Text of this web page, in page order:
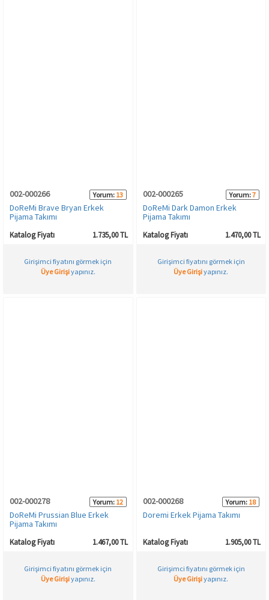
002-000266 Yorum: 13
DoReMi Brave Bryan Erkek
Pijama Takımı
Katalog Fiyatı 1.735,00 TL
Girişimci fiyatını görmek için
Üye Girişiyapınız.
002-000265 Yorum:7
DoReMi Dark Damon Erkek
Pijama Takımı
Katalog Fiyatı 1.470,00 TL
Girişimci fiyatını görmek için
Üye Girişiyapınız.
002-000278 Yorum: 12
DoReMi Prussian Blue Erkek
Pijama Takımı
Katalog Fiyatı 1.467,00 TL
Girişimci fiyatını görmek için
Üye Girişiyapınız.
002-000268 Yorum: 18
Doremi Erkek Pijama Takımı
Katalog Fiyatı 1.905,00 TL
Girişimci fiyatını görmek için
Üye Girişiyapınız.